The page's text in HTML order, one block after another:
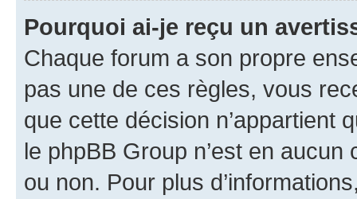
Pourquoi ai-je reçu un
Chaque forum a son propre
pas une de ces règles, vous
que cette décision n’appartient
le phpBB Group n’est en
ou non. Pour plus